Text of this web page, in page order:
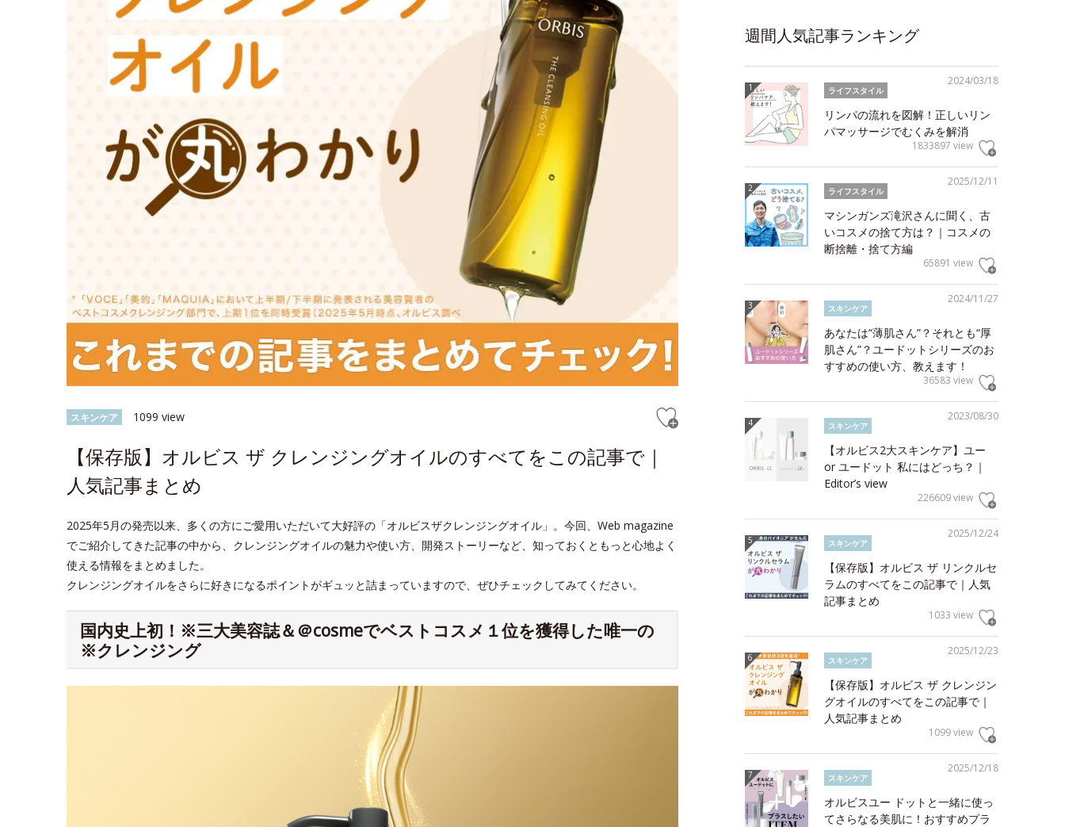
スキンケア 1099 view
【保存版】オルビス ザ クレンジングオイルのすべてをこの記事で｜
人気記事まとめ
2025年5月の発売以来、多くの方にご愛用いただいて大好評の「オルビスザクレンジングオイル」。今回、Web magazine
でご紹介してきた記事の中から、クレンジングオイルの魅力や使い方、開発ストーリーなど、知っておくともっと心地よく
使える情報をまとめました。
クレンジングオイルをさらに好きになるポイントがギュッと詰まっていますので、ぜひチェックしてみてください。
国内史上初！※三大美容誌＆＠cosmeでベストコスメ１位を獲得した唯一の
※クレンジング
週間人気記事ランキング
2024/03/18
ライフスタイル
リンパの流れを図解！正しいリン
パマッサージでむくみを解消
1833897 view
2025/12/11
ライフスタイル
マシンガンズ滝沢さんに聞く、古
いコスメの捨て方は？｜コスメの
断捨離・捨て方編
65891 view
2024/11/27
スキンケア
あなたは“薄肌さん”？それとも“厚
肌さん”？ユードットシリーズのお
すすめの使い方、教えます！
36583 view
2023/08/30
スキンケア
【オルビス2大スキンケア】ユー
or ユードット 私にはどっち？｜
Editor’s view
226609 view
2025/12/24
スキンケア
【保存版】オルビス ザ リンクルセ
ラムのすべてをこの記事で｜人気
記事まとめ
1033 view
2025/12/23
スキンケア
【保存版】オルビス ザ クレンジン
グオイルのすべてをこの記事で｜
人気記事まとめ
1099 view
2025/12/18
スキンケア
オルビスユー ドットと一緒に使っ
てさらなる美肌に！おすすめプラ